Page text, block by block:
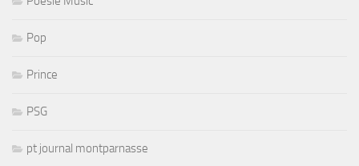
Pop
Prince
PSG
pt journal montparnasse